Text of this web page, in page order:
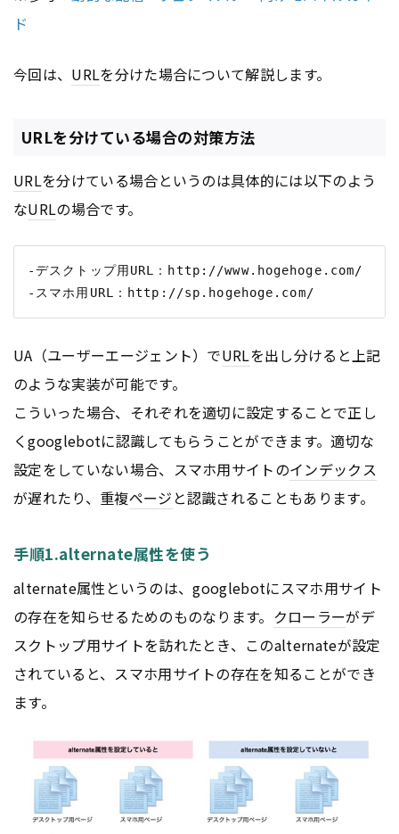
ド
今回は、 URLを分けた場合について解説します。
URLを分けている場合の対策方法
URLを分けている場合というのは具体的には以下のよう
なURLの場合です。
-デスクトップ用URL：http://www.hogehoge.com/
UA（ユーザーエージェント）でURLを出し分けると上記
のような実装が可能です。
こういった場合、それぞれを適切に設定することで正し
くgooglebotに認識してもらうことができます。適切な
設定をしていない場合、スマホ用サイトのインデックス
が遅れたり、重複ページ と認識されることもあります。
手順1.alternate属性を使う
alternate属性というのは、googlebotにスマホ用サイト
の存在を知らせるためのものなります。 クローラーがデ
スクトップ用サイトを訪れたとき、このalternateが設定
されていると、スマホ用サイトの存在を知ることができ
ます。